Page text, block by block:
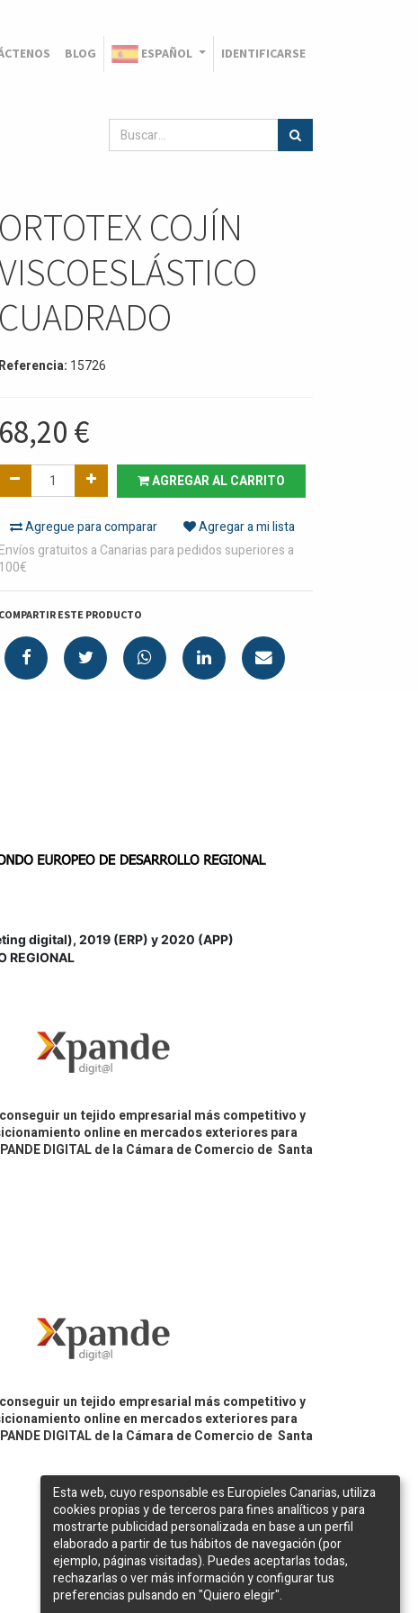
BLOG ESPAÑOL IDENTIFICARSE
ORTOTEX COJÍN
CUADRADO
Referencia: 15726
68,20 €
AGREGAR AL CARRITO
Agregue para comparar
Agregar a mi lista
Envíos gratuitos a Canarias para pedidos superiores a
100€
COMPARTIR ESTE PRODUCTO
digital), 2019 (ERP) y 2020 (APP)
REGIONAL
conseguir un tejido empresarial más competitivo y
online en mercados exteriores para
DIGITAL de la Cámara de Comercio de Santa
conseguir un tejido empresarial más competitivo y
online en mercados exteriores para
DIGITAL de la Cámara de Comercio de Santa
Esta web, cuyo responsable es Europieles Canarias, utiliza
cookies propias y de terceros para fines analíticos y para
mostrarte publicidad personalizada en base a un perfil
elaborado a partir de tus hábitos de navegación (por
ejemplo, páginas visitadas). Puedes aceptarlas todas,
rechazarlas o ver más información y configurar tus
preferencias pulsando en "Quiero elegir".